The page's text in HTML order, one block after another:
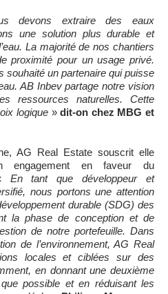
devons extraire des eaux
une solution plus durable et
La majorité de nos chantiers
proximité pour un usage privé.
souhaité un partenaire qui puisse
AB Inbev partage notre vision
ressources naturelles. Cette
logique »dit-on chez MBG et
AG Real Estate souscrit elle
engagement en faveur du
En tant que développeur et
nous portons une attention
durable (SDG) des
la phase de conception et de
de notre portefeuille. Dans
de l’environnement, AG Real
locales et ciblées sur des
en donnant une deuxième
possible et en réduisant les